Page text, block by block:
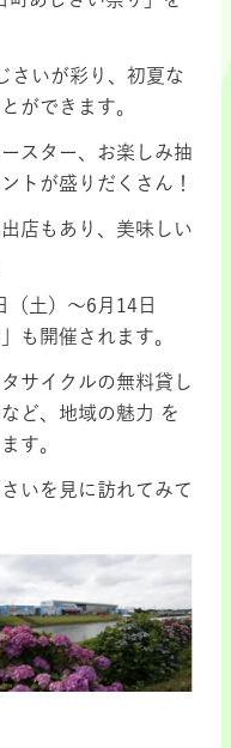
さいが彩り、初夏な
ができます。
スター、お楽しみ抽
トが盛りだくさん！
店もあり、美味しい
（土）～6月14日
も開催されます。
サイクルの無料貸し
ど、地域の魅力 を
す。
いを見に訪れてみて